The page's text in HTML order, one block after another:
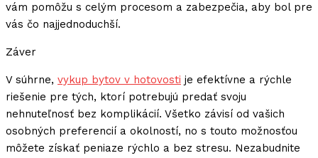
vám pomôžu s celým procesom a zabezpečia, aby bol pre
vás čo najjednoduchší.
Záver
V súhrne, vykup bytov v hotovosti je efektívne a rýchle
riešenie pre tých, ktorí potrebujú predať svoju
nehnuteľnosť bez komplikácií. Všetko závisí od vašich
osobných preferencií a okolností, no s touto možnosťou
môžete získať peniaze rýchlo a bez stresu. Nezabudnite